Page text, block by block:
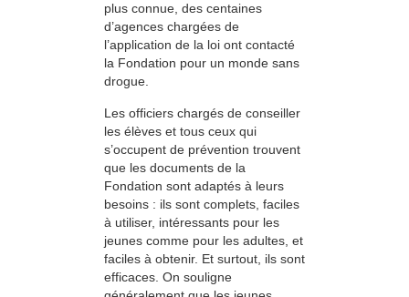
plus connue, des centaines
d’agences chargées de
l’application de la loi ont contacté
la Fondation pour un monde sans
drogue.
Les officiers chargés de conseiller
les élèves et tous ceux qui
s’occupent de prévention trouvent
que les documents de la
Fondation sont adaptés à leurs
besoins : ils sont complets, faciles
à utiliser, intéressants pour les
jeunes comme pour les adultes, et
faciles à obtenir. Et surtout, ils sont
efficaces. On souligne